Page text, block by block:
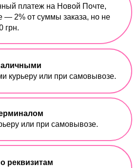
платеж на Новой Почте,
— 2% от суммы заказа, но не
грн.
курьеру или при самовывозе.
или при самовывозе.
реквизитам